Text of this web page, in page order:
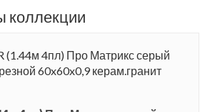
коллекции